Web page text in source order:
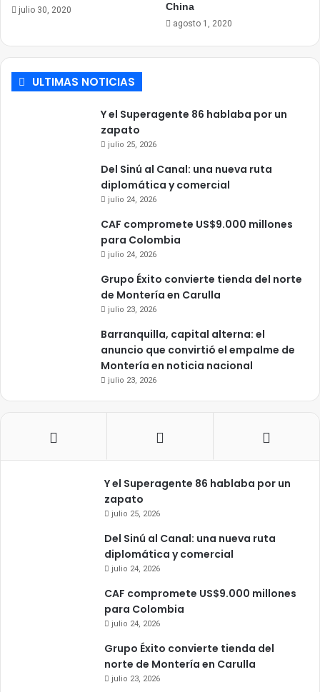
julio 30, 2020
China
agosto 1, 2020
ULTIMAS NOTICIAS
Y el Superagente 86 hablaba por un
zapato
julio 25, 2026
Del Sinú al Canal: una nueva ruta
diplomática y comercial
julio 24, 2026
CAF compromete US$9.000 millones
para Colombia
julio 24, 2026
Grupo Éxito convierte tienda del norte
de Montería en Carulla
julio 23, 2026
Barranquilla, capital alterna: el
anuncio que convirtió el empalme de
Montería en noticia nacional
julio 23, 2026
Y el Superagente 86 hablaba por un
zapato
julio 25, 2026
Del Sinú al Canal: una nueva ruta
diplomática y comercial
julio 24, 2026
CAF compromete US$9.000 millones
para Colombia
julio 24, 2026
Grupo Éxito convierte tienda del
norte de Montería en Carulla
julio 23, 2026